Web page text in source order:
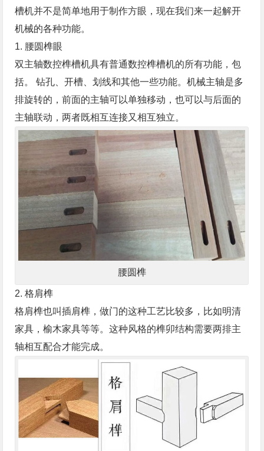
槽机并不是简单地用于制作方眼，现在我们来一起解开
机械的各种功能。
1. 腰圆榫眼
双主轴数控榫槽机具有普通数控榫槽机的所有功能，包
括。 钻孔、开槽、划线和其他一些功能。机械主轴是多
排旋转的，前面的主轴可以单独移动，也可以与后面的
主轴联动，两者既相互连接又相互独立。
腰圆榫
2. 格肩榫
格肩榫也叫插肩榫，做门的这种工艺比较多，比如明清
家具，榆木家具等等。这种风格的榫卯结构需要两排主
轴相互配合才能完成。